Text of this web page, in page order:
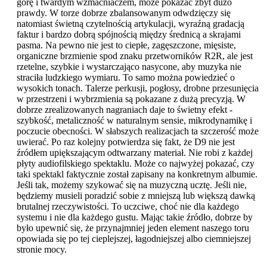
górę i twardym wzmacniaczem, może pokazać zbyt dużo
prawdy. W torze dobrze zbalansowanym odwdzięczy się
natomiast świetną czytelnością artykulacji, wyraźną gradacją
faktur i bardzo dobrą spójnością między średnicą a skrajami
pasma. Na pewno nie jest to ciepłe, zagęszczone, mięsiste,
organiczne brzmienie spod znaku przetworników R2R, ale jest
rzetelne, szybkie i wystarczająco nasycone, aby muzyka nie
straciła ludzkiego wymiaru. To samo można powiedzieć o
wysokich tonach. Talerze perkusji, pogłosy, drobne przesunięcia
w przestrzeni i wybrzmienia są pokazane z dużą precyzją. W
dobrze zrealizowanych nagraniach daje to świetny efekt -
szybkość, metaliczność w naturalnym sensie, mikrodynamikę i
poczucie obecności. W słabszych realizacjach ta szczerość może
uwierać. Po raz kolejny potwierdza się fakt, że D9 nie jest
źródłem upiększającym odtwarzany materiał. Nie robi z każdej
płyty audiofilskiego spektaklu. Może co najwyżej pokazać, czy
taki spektakl faktycznie został zapisany na konkretnym albumie.
Jeśli tak, możemy szykować się na muzyczną ucztę. Jeśli nie,
będziemy musieli poradzić sobie z mniejszą lub większą dawką
brutalnej rzeczywistości. To uczciwe, choć nie dla każdego
systemu i nie dla każdego gustu. Mając takie źródło, dobrze by
było upewnić się, że przynajmniej jeden element naszego toru
opowiada się po tej cieplejszej, łagodniejszej albo ciemniejszej
stronie mocy.